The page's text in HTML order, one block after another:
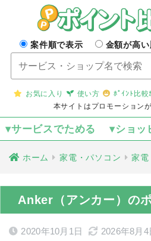
案件順で表示 金額が高
お気に入り 使い方
ﾎﾟｲﾝﾄ比較
本サイトはプロモーション
▾サービスでためる ▾ショッ
ホーム 家電・パソコン 家電
Anker（アンカー）の
2020年10月1日 2026年8月4